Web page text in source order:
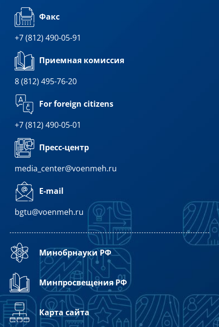
Факс
+7 (812) 490-05-91
Приемная комиссия
8 (812) 495-76-20
For foreign citizens
+7 (812) 490-05-01
Пресс-центр
media_center@voenmeh.ru
E-mail
bgtu@voenmeh.ru
Минобрнауки РФ
Минпросвещения РФ
Карта сайта